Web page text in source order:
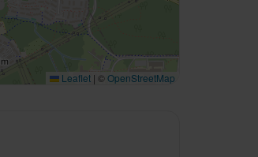
Leaflet | ©OpenStreetMap